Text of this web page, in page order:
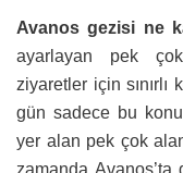
Avanos gezisi ne
ayarlayan pek
ziyaretler için
gün sadece bu
yer alan pek çok